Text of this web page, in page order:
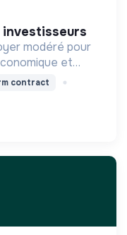
investisseurs
modéré pour
et
accès aux
contract